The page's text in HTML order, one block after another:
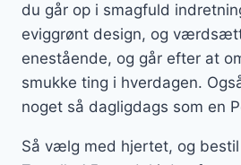
du går op i smagfuld
eviggrønt design, og
enestående, og går efter at
smukke ting i hverdagen.
noget så dagligdags som en
Så vælg med hjertet, og